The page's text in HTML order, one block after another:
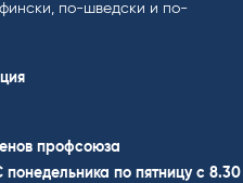
по-шведски и по-
профсоюза
понедельника по пятницу с 8.30